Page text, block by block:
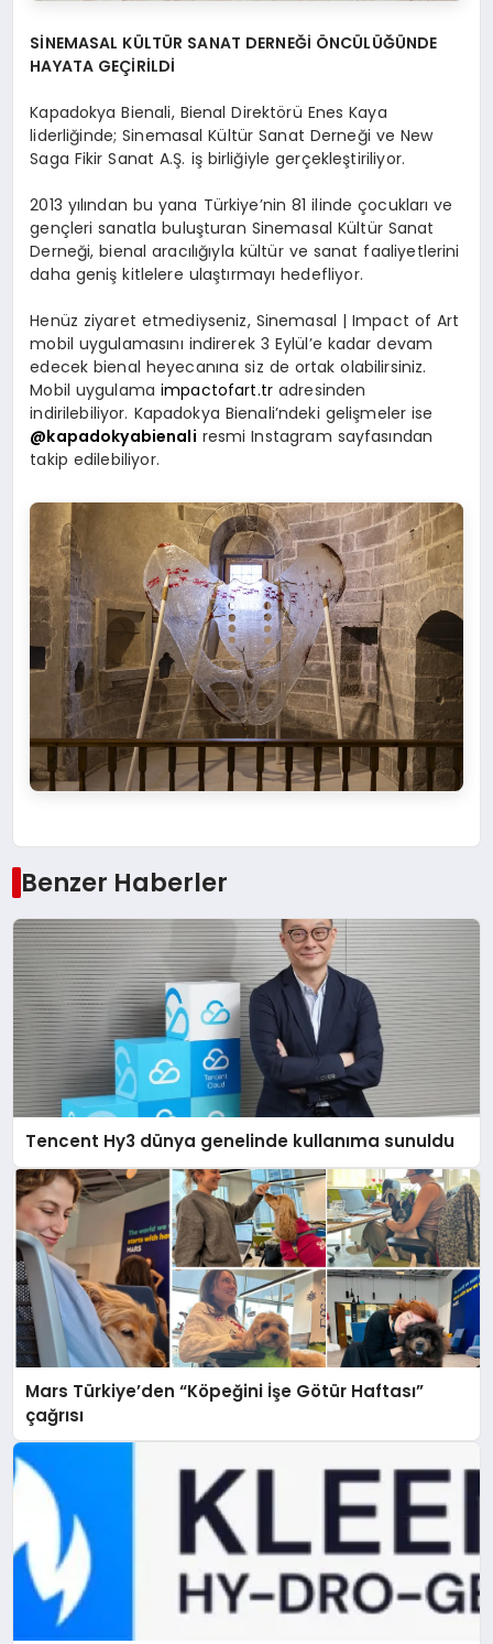
SİNEMASAL KÜLTÜR SANAT DERNEĞİ ÖNCÜLÜĞÜNDE
HAYATA GEÇİRİLDİ
Kapadokya Bienali, Bienal Direktörü Enes Kaya
liderliğinde; Sinemasal Kültür Sanat Derneği ve New
Saga Fikir Sanat A.Ş. iş birliğiyle gerçekleştiriliyor.
2013 yılından bu yana Türkiye’nin 81 ilinde çocukları ve
gençleri sanatla buluşturan Sinemasal Kültür Sanat
Derneği, bienal aracılığıyla kültür ve sanat faaliyetlerini
daha geniş kitlelere ulaştırmayı hedefliyor.
Henüz ziyaret etmediyseniz, Sinemasal | Impact of Art
mobil uygulamasını indirerek 3 Eylül’e kadar devam
edecek bienal heyecanına siz de ortak olabilirsiniz.
Mobil uygulama impactofart.tr adresinden
indirilebiliyor. Kapadokya Bienali’ndeki gelişmeler ise
@kapadokyabienali resmi Instagram sayfasından
takip edilebiliyor.
Benzer Haberler
Tencent Hy3 dünya genelinde kullanıma sunuldu
Mars Türkiye’den “Köpeğini İşe Götür Haftası”
çağrısı